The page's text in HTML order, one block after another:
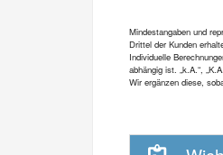
Mindestangaben und
Drittel der Kunden
Individuelle
abhängig ist. „k.A.“,
Wir ergänzen diese,